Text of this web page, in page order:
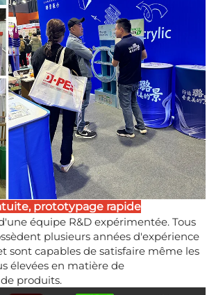
prototypage rapide
équipe R&D expérimentée. Tous
plusieurs années d'expérience
sont capables de satisfaire même les
élevées en matière de
produits.